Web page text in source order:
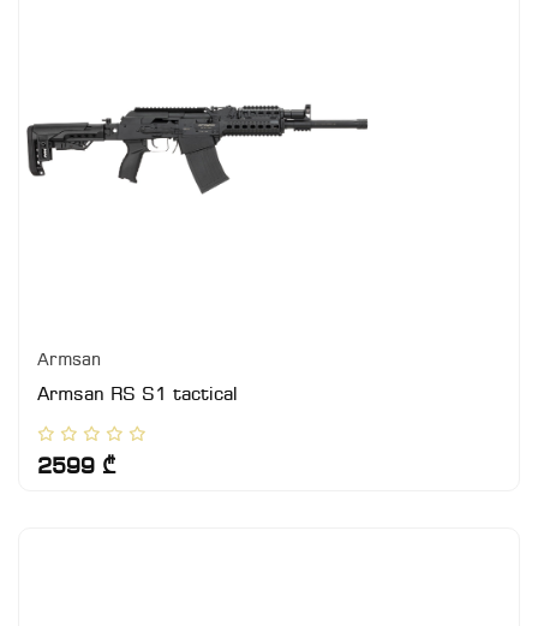
Armsan
Armsan RS S1 tactical
2599 ₾